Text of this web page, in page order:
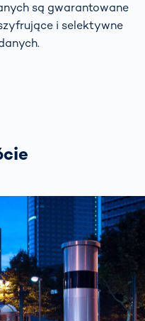
są gwarantowane
i selektywne